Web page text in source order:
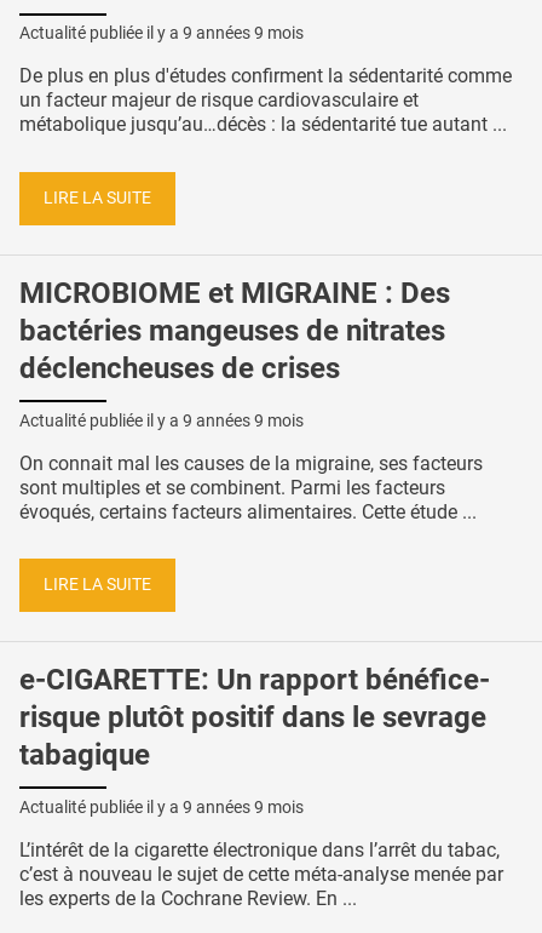
Actualité publiée il y a 9 années 9 mois
De plus en plus d'études confirment la sédentarité comme
un facteur majeur de risque cardiovasculaire et
métabolique jusqu’au…décès : la sédentarité tue autant ...
LIRE LA SUITE
MICROBIOME et MIGRAINE : Des
bactéries mangeuses de nitrates
déclencheuses de crises
Actualité publiée il y a 9 années 9 mois
On connait mal les causes de la migraine, ses facteurs
sont multiples et se combinent. Parmi les facteurs
évoqués, certains facteurs alimentaires. Cette étude ...
LIRE LA SUITE
e-CIGARETTE: Un rapport bénéfice-
risque plutôt positif dans le sevrage
tabagique
Actualité publiée il y a 9 années 9 mois
L’intérêt de la cigarette électronique dans l’arrêt du tabac,
c’est à nouveau le sujet de cette méta-analyse menée par
les experts de la Cochrane Review. En ...